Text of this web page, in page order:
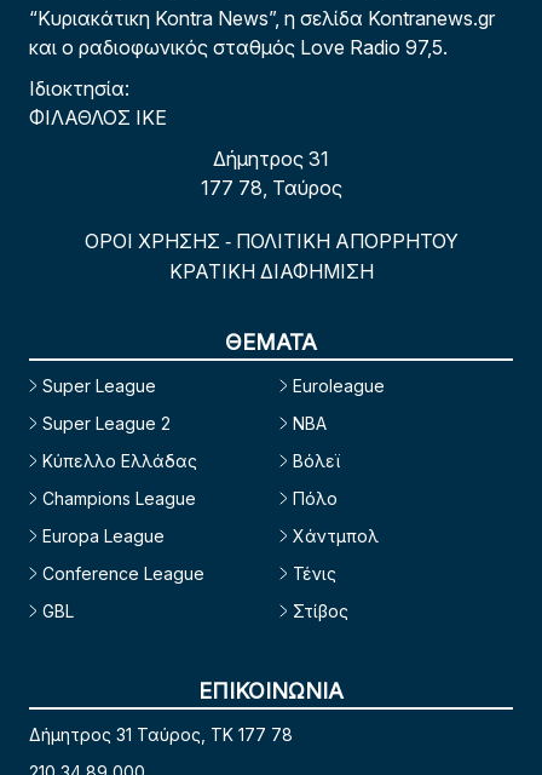
“Κυριακάτικη Kontra News”, η σελίδα Kontranews.gr
και ο ραδιοφωνικός σταθμός Love Radio 97,5.
Ιδιοκτησία:
ΦΙΛΑΘΛΟΣ ΙΚΕ
Δήμητρος 31
177 78, Ταύρος
ΟΡΟΙ ΧΡΗΣΗΣ - ΠΟΛΙΤΙΚΗ ΑΠΟΡΡΗΤΟΥ
ΚΡΑΤΙΚΗ ΔΙΑΦΗΜΙΣΗ
ΘΕΜΑΤΑ
Super League
Super League 2
Κύπελλο Ελλάδας
Champions League
Europa League
Conference League
GBL
Euroleague
NBA
Βόλεϊ
Πόλο
Χάντμπολ
Τένις
Στίβος
ΕΠΙΚΟΙΝΩΝΙΑ
Δήμητρος 31 Ταύρος, TK 177 78